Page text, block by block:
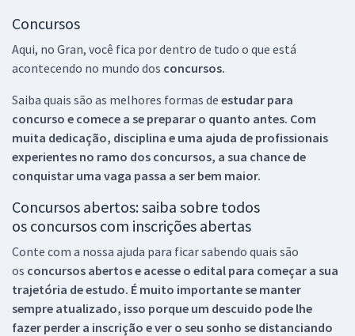
Concursos
Aqui, no Gran, você fica por dentro de tudo o que está
acontecendo no mundo dos concursos.
Saiba quais são as melhores formas de estudar para
concurso e comece a se preparar o quanto antes. Com
muita dedicação, disciplina e uma ajuda de profissionais
experientes no ramo dos concursos, a sua chance de
conquistar uma vaga passa a ser bem maior.
Concursos abertos: saiba sobre todos
os concursos com inscrições abertas
Conte com a nossa ajuda para ficar sabendo quais são
os concursos abertos e acesse o edital para começar a sua
trajetória de estudo. É muito importante se manter
sempre atualizado, isso porque um descuido pode lhe
fazer perder a inscrição e ver o seu sonho se distanciando